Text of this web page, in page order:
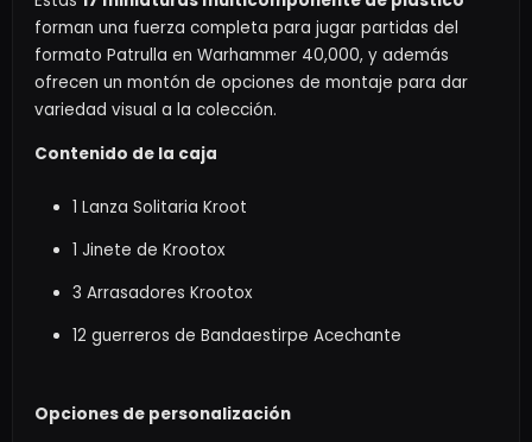
forman una fuerza completa para jugar partidas del
formato Patrulla en Warhammer 40,000, y además
ofrecen un montón de opciones de montaje para dar
variedad visual a la colección.
Contenido de la caja
1 Lanza Solitaria Kroot
1 Jinete de Krootox
3 Arrasadores Krootox
12 guerreros de Bandaestirpe Acechante
Opciones de personalización